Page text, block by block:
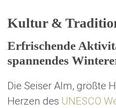
Kultur &
Erfrischende
spannendes
Die Seiser Alm, größte
Herzen des UNESCO